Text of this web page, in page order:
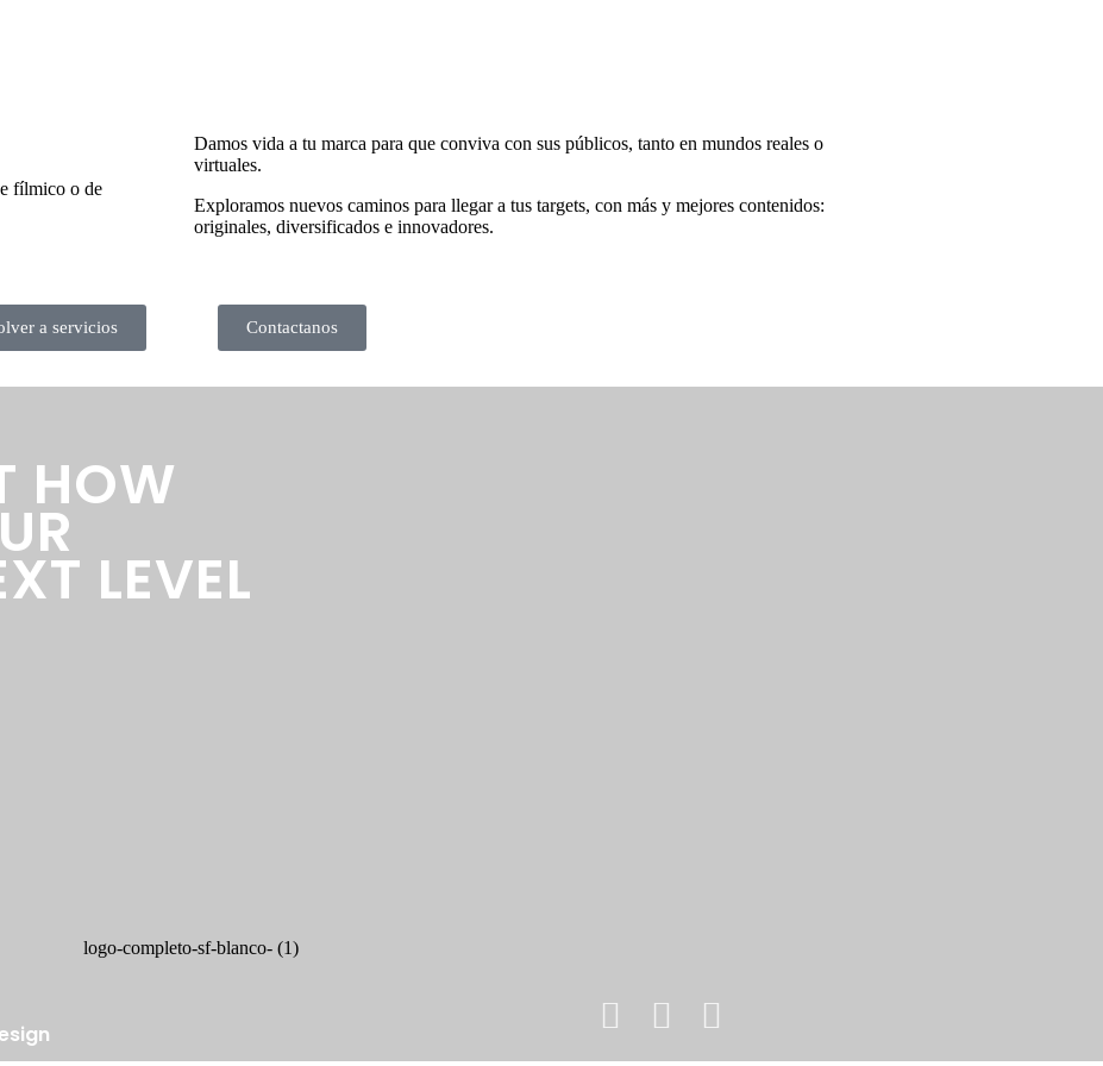
fílmico o de
Damos vida a tu marca para que conviva con sus públicos, tanto en mundos reales o
virtuales.
Exploramos nuevos caminos para llegar a tus targets, con más y mejores contenidos:
originales, diversificados e innovadores.
a servicios Contactanos
HOW
LEVEL